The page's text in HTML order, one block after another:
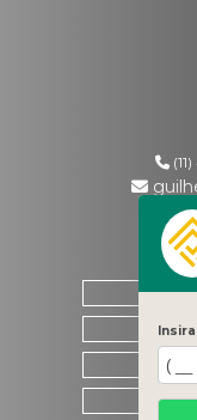
(11)